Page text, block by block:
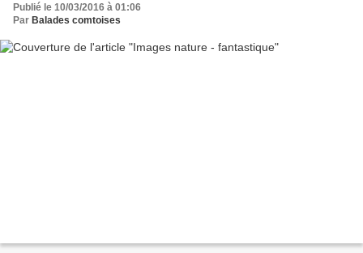
Publié le 10/03/2016 à 01:06
Par Balades comtoises